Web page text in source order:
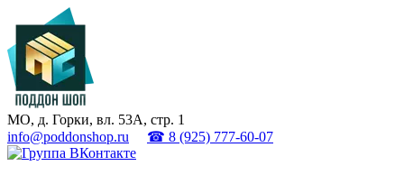
МО, д. Горки, вл. 53А, стр. 1
info@poddonshop.ru
☎ 8 (925) 777-60-07